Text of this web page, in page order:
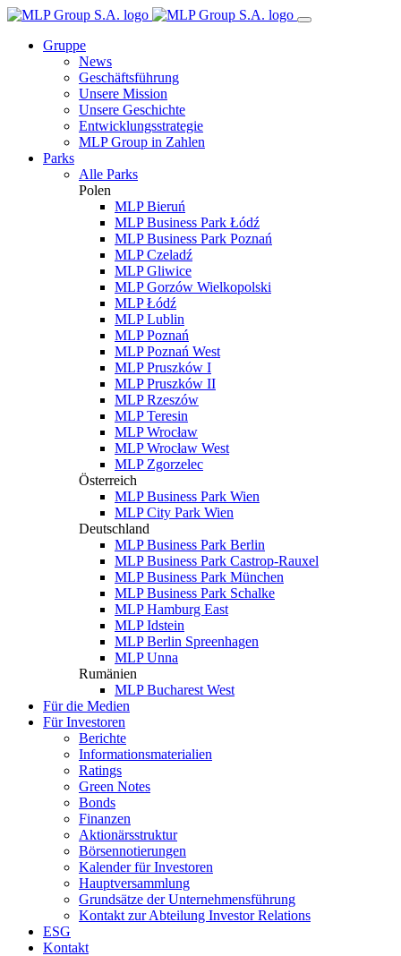
Gruppe
News
Geschäftsführung
Unsere Mission
Unsere Geschichte
Entwicklungsstrategie
MLP Group in Zahlen
Parks
Alle Parks
Polen
MLP Bieruń
MLP Business Park Łódź
MLP Business Park Poznań
MLP Czeladź
MLP Gliwice
MLP Gorzów Wielkopolski
MLP Łódź
MLP Lublin
MLP Poznań
MLP Poznań West
MLP Pruszków I
MLP Pruszków II
MLP Rzeszów
MLP Teresin
MLP Wrocław
MLP Wrocław West
MLP Zgorzelec
Österreich
MLP Business Park Wien
MLP City Park Wien
Deutschland
MLP Business Park Berlin
MLP Business Park Castrop-Rauxel
MLP Business Park München
MLP Business Park Schalke
MLP Hamburg East
MLP Idstein
MLP Berlin Spreenhagen
MLP Unna
Rumänien
MLP Bucharest West
Für die Medien
Für Investoren
Berichte
Informationsmaterialien
Ratings
Green Notes
Bonds
Finanzen
Aktionärsstruktur
Börsennotierungen
Kalender für Investoren
Hauptversammlung
Grundsätze der Unternehmensführung
Kontakt zur Abteilung Investor Relations
ESG
Kontakt